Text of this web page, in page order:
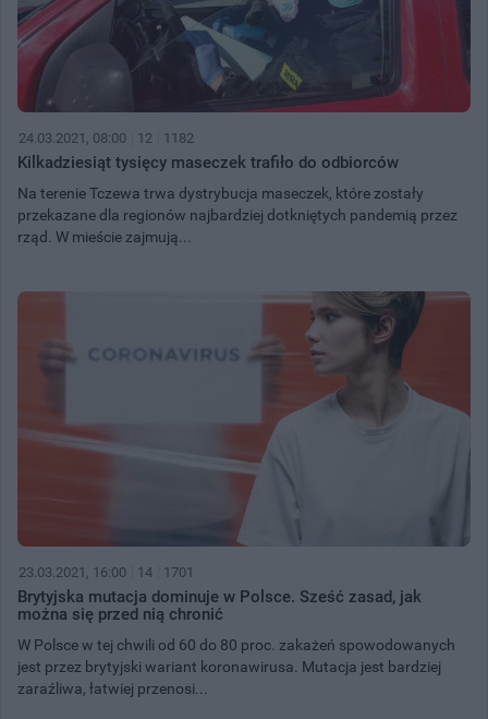
24.03.2021, 08:00 12 1182
Kilkadziesiąt tysięcy maseczek trafiło do odbiorców
Na terenie Tczewa trwa dystrybucja maseczek, które zostały
przekazane dla regionów najbardziej dotkniętych pandemią przez
rząd. W mieście zajmują...
23.03.2021, 16:00 14 1701
Brytyjska mutacja dominuje w Polsce. Sześć zasad, jak
można się przed nią chronić
W Polsce w tej chwili od 60 do 80 proc. zakażeń spowodowanych
jest przez brytyjski wariant koronawirusa. Mutacja jest bardziej
zaraźliwa, łatwiej przenosi...